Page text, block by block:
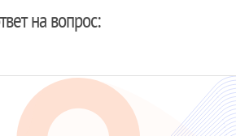
на вопрос: